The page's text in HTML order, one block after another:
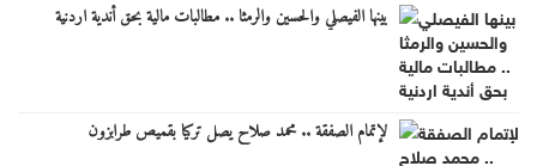
بينها الفيصلي والحسين والرمثا .. مطالبات مالية بحق أندية اردنية
لإتمام الصفقة .. محمد صلاح يصل تركيا بقميص طرابزون